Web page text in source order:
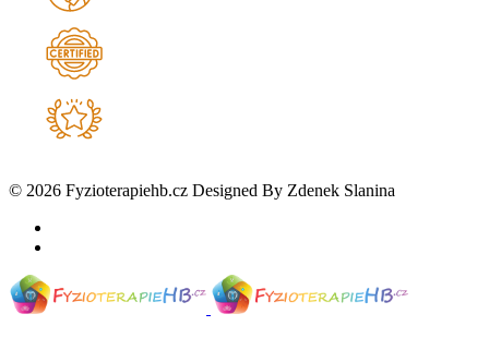
© 2026 Fyzioterapiehb.cz Designed By Zdenek Slanina